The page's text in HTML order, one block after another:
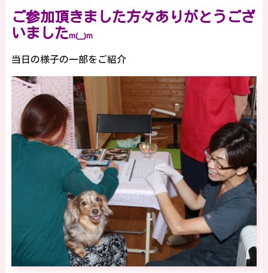
ご参加頂きました方々ありがとうござ
いましたm(__)m
当日の様子の一部をご紹介